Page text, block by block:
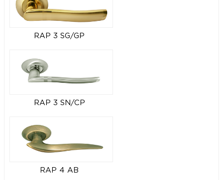
RAP 3 SG/GP
RAP 3 SN/CP
RAP 4 AB